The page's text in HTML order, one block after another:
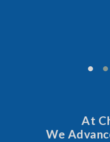
At
We